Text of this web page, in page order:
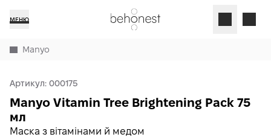
МЕНЮ
Manyo
Артикул: 000175
Маска з вітамінами й медом
Manyo Vitamin Tree Brightening Pack 75
мл